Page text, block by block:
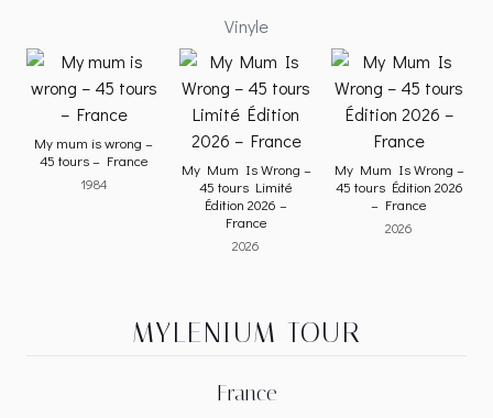
Vinyle
My mum is wrong –
45 tours – France
1984
My Mum Is Wrong –
45 tours Limité
Édition 2026 –
France
2026
My Mum Is Wrong –
45 tours Édition 2026
– France
2026
MYLENIUM TOUR
France